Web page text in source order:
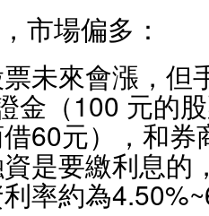
市場偏多：
未來會漲，但
金（100 元的
60元），和
是要繳利息的
率約為